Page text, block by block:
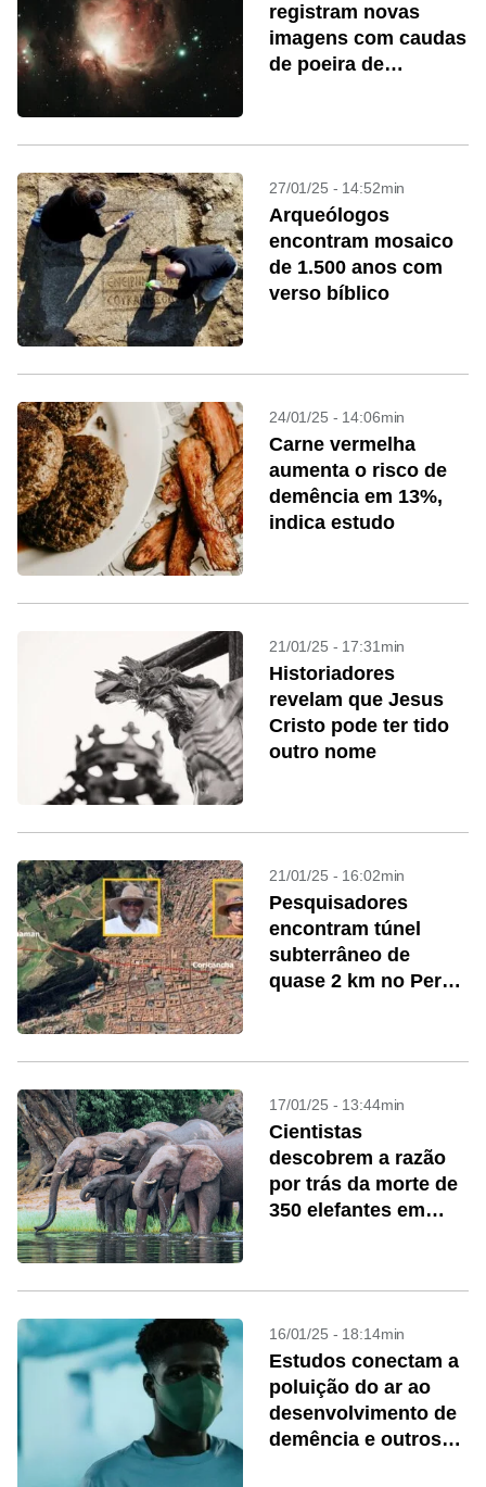
registram novas
imagens com caudas
de poeira de
27/01/25 - 14:52min
Arqueólogos
encontram mosaico
de 1.500 anos com
verso bíblico
24/01/25 - 14:06min
Carne vermelha
aumenta o risco de
demência em 13%,
indica estudo
21/01/25 - 17:31min
Historiadores
revelam que Jesus
Cristo pode ter tido
outro nome
21/01/25 - 16:02min
Pesquisadores
encontram túnel
subterrâneo de
quase 2 km no Peru
17/01/25 - 13:44min
Cientistas
descobrem a razão
por trás da morte de
350 elefantes em
16/01/25 - 18:14min
Estudos conectam a
poluição do ar ao
desenvolvimento de
demência e outros